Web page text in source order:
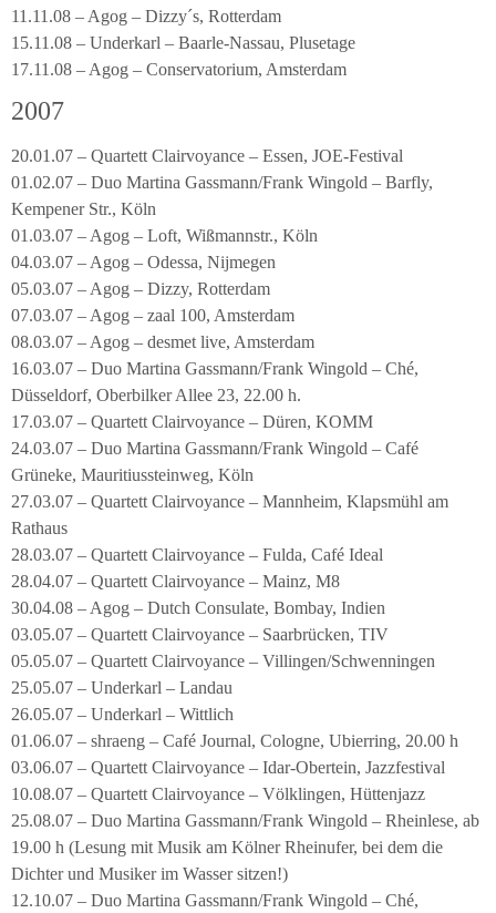
11.11.08 – Agog – Dizzy´s, Rotterdam
15.11.08 – Underkarl – Baarle-Nassau, Plusetage
17.11.08 – Agog – Conservatorium, Amsterdam
2007
20.01.07 – Quartett Clairvoyance – Essen, JOE-Festival
01.02.07 – Duo Martina Gassmann/Frank Wingold – Barfly,
Kempener Str., Köln
01.03.07 – Agog – Loft, Wißmannstr., Köln
04.03.07 – Agog – Odessa, Nijmegen
05.03.07 – Agog – Dizzy, Rotterdam
07.03.07 – Agog – zaal 100, Amsterdam
08.03.07 – Agog – desmet live, Amsterdam
16.03.07 – Duo Martina Gassmann/Frank Wingold – Ché,
Düsseldorf, Oberbilker Allee 23, 22.00 h.
17.03.07 – Quartett Clairvoyance – Düren, KOMM
24.03.07 – Duo Martina Gassmann/Frank Wingold – Café
Grüneke, Mauritiussteinweg, Köln
27.03.07 – Quartett Clairvoyance – Mannheim, Klapsmühl am
Rathaus
28.03.07 – Quartett Clairvoyance – Fulda, Café Ideal
28.04.07 – Quartett Clairvoyance – Mainz, M8
30.04.08 – Agog – Dutch Consulate, Bombay, Indien
03.05.07 – Quartett Clairvoyance – Saarbrücken, TIV
05.05.07 – Quartett Clairvoyance – Villingen/Schwenningen
25.05.07 – Underkarl – Landau
26.05.07 – Underkarl – Wittlich
01.06.07 – shraeng – Café Journal, Cologne, Ubierring, 20.00 h
03.06.07 – Quartett Clairvoyance – Idar-Obertein, Jazzfestival
10.08.07 – Quartett Clairvoyance – Völklingen, Hüttenjazz
25.08.07 – Duo Martina Gassmann/Frank Wingold – Rheinlese, ab
19.00 h (Lesung mit Musik am Kölner Rheinufer, bei dem die
Dichter und Musiker im Wasser sitzen!)
12.10.07 – Duo Martina Gassmann/Frank Wingold – Ché,